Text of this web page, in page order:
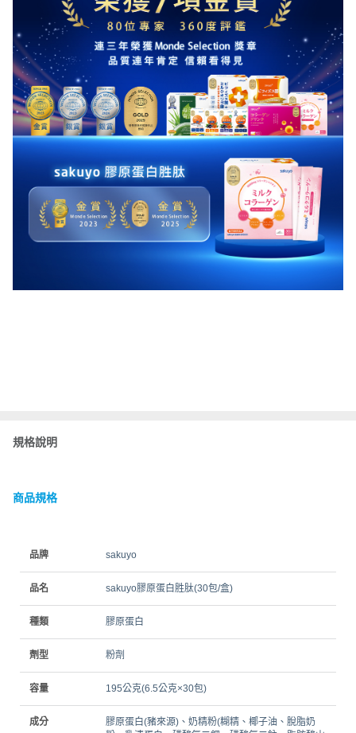
規格說明
商品規格
品牌 sakuyo
品名 sakuyo膠原蛋白胜肽(30包/盒)
種類 膠原蛋白
劑型 粉劑
容量 195公克(6.5公克×30包)
成分
膠原蛋白(豬來源)、奶精粉(糊精、椰子油、脫脂奶